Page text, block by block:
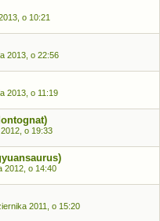
o 10:21
2013, o 22:56
2013, o 11:19
o 19:33
2012, o 14:40
2011, o 15:20